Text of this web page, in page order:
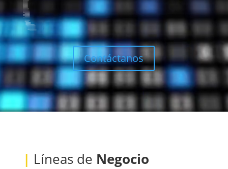
Contáctanos
| Líneas de Negocio